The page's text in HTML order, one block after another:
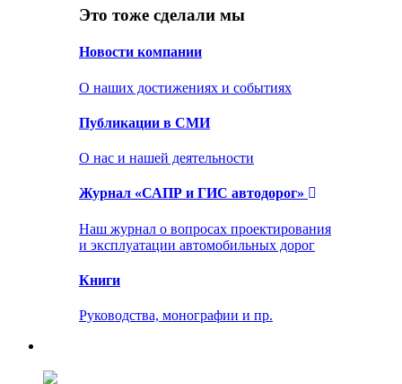
Это тоже сделали мы
Новости компании
О наших достижениях и событиях
Публикации в СМИ
О нас и нашей деятельности
Журнал «САПР и ГИС автодорог»
Наш журнал о вопросах проектирования
и эксплуатации автомобильных дорог
Книги
Руководства, монографии и пр.